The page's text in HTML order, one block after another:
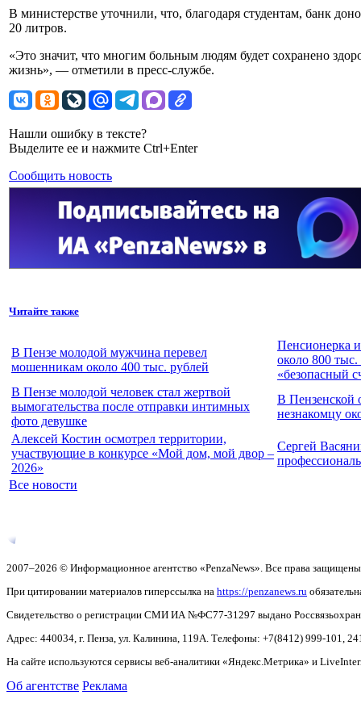
В министерстве уточнили, что, благодаря студентам, банк
20 литров.
«Это значит, что многим больным людям будет сохранено
жизнь», — отметили в пресс-службе.
Нашли ошибку в тексте?
Выделите ее и нажмите Ctrl+Enter
Сообщить новость
Читайте также
В Пензе молодой мужчина перевел
мошенникам около 400 тыс. рублей
Пенсионерка
около 800
«безопасный
В Пензе молодой человек стал жертвой
вымогательства после отправки интимных
фото девушке
В Пензенской
незнакомцу
Алексей Костин осмотрел территории,
участвующие в конкурсе «Мой дом, мой двор –
2026»
Сергей
Все новости
2007–2026 © Информационное агентство «PenzaNews». Все права
При цитировании материалов гиперссылка на https://penzanews.ru
Свидетельство о регистрации СМИ ИА №ФС77-31297 выдано
Адрес: 440034, г. Пенза, ул. Калинина, 119А. Телефоны: +7(8412) 999-101,
На сайте используются сервисы веб-аналитики «Яндекс.Метрика» и
Об агентстве Реклама